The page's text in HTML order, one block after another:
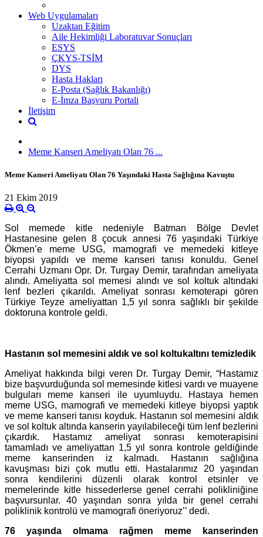
Web Uygulamaları
Uzaktan Eğitim
Aile Hekimliği Laboratuvar Sonuçları
ESYS
ÇKYS-TSİM
DYS
Hasta Hakları
E-Posta (Sağlık Bakanlığı)
E-İmza Başvuru Portali
İletişim
Meme Kanseri Ameliyatı Olan 76 ...
Meme Kanseri Ameliyatı Olan 76 Yaşındaki Hasta Sağlığına Kavuştu
21 Ekim 2019
Sol memede kitle nedeniyle Batman Bölge Devlet
Hastanesine gelen 8 çocuk annesi 76 yaşındaki Türkiye
Ökmen’e meme USG, mamografi ve memedeki kitleye
biyopsi yapıldı ve meme kanseri tanısı konuldu. Genel
Cerrahi Uzmanı Opr. Dr. Turgay Demir, tarafından ameliyata
alındı. Ameliyatta sol memesi alındı ve sol koltuk altındaki
lenf bezleri çıkarıldı. Ameliyat sonrası kemoterapi gören
Türkiye Teyze ameliyattan 1,5 yıl sonra sağlıklı bir şekilde
doktoruna kontrole geldi.
Hastanın sol memesini aldık ve sol koltukaltını temizledik
Ameliyat hakkında bilgi veren Dr. Turgay Demir, “Hastamız
bize başvurduğunda sol memesinde kitlesi vardı ve muayene
bulguları meme kanseri ile uyumluydu. Hastaya hemen
meme USG, mamografi ve memedeki kitleye biyopsi yaptık
ve meme kanseri tanısı koyduk. Hastanın sol memesini aldık
ve sol koltuk altında kanserin yayılabileceği tüm lenf bezlerini
çıkardık. Hastamız ameliyat sonrası kemoterapisini
tamamladı ve ameliyattan 1,5 yıl sonra kontrole geldiğinde
meme kanserinden iz kalmadı. Hastanın sağlığına
kavuşması bizi çok mutlu etti. Hastalarımız 20 yaşından
sonra kendilerini düzenli olarak kontrol etsinler ve
memelerinde kitle hissederlerse genel cerrahi polikliniğine
başvursunlar. 40 yaşından sonra yılda bir genel cerrahi
poliklinik kontrolü ve mamografi öneriyoruz’’ dedi.
76 yaşında olmama rağmen meme kanserinden